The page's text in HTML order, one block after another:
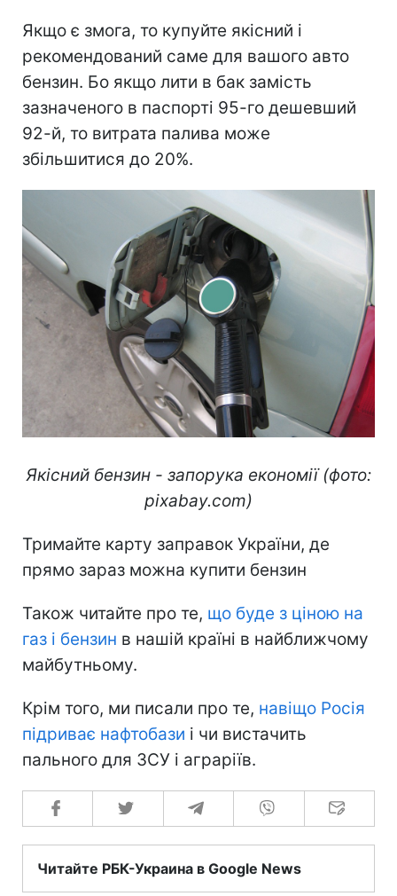
Якщо є змога, то купуйте якісний і
рекомендований саме для вашого авто
бензин. Бо якщо лити в бак замість
зазначеного в паспорті 95-го дешевший
92-й, то витрата палива може
збільшитися до 20%.
Якісний бензин - запорука економії (фото:
pixabay.com)
Тримайте карту заправок України, де
прямо зараз можна купити бензин
Також читайте про те, що буде з ціною на
газ і бензин в нашій країні в найближчому
майбутньому.
Крім того, ми писали про те, навіщо Росія
підриває нафтобази і чи вистачить
пального для ЗСУ і аграріїв.
Читайте РБК-Украина в Google News